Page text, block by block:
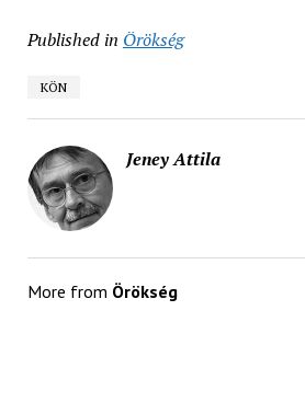
Published in Örökség
KÖN
Jeney Attila
More from Örökség